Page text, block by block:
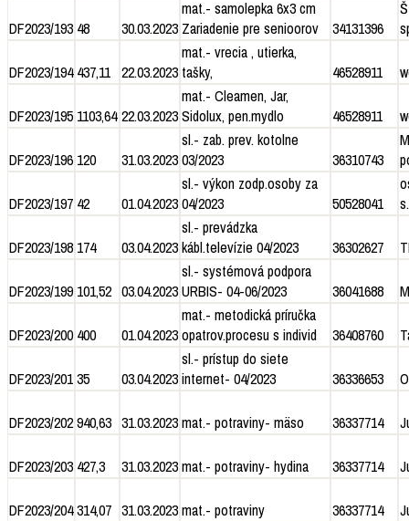
DF2023/193 48 30.03.2023
mat.- samolepka 6x3 cm
Zariadenie pre senioorov
34131396
DF2023/194 437,11 22.03.2023
mat.- vrecia , utierka,
tašky,
46528911
DF2023/195 1103,64 22.03.2023
mat.- Cleamen, Jar,
Sidolux, pen.mydlo
46528911
DF2023/196 120 31.03.2023
sl.- zab. prev. kotolne
03/2023
36310743
DF2023/197 42 01.04.2023
sl.- výkon zodp.osoby za
04/2023
50528041
DF2023/198 174 03.04.2023
sl.- prevádzka
kábl.televízie 04/2023
36302627
DF2023/199 101,52 03.04.2023
sl.- systémová podpora
URBIS- 04-06/2023
36041688
DF2023/200 400 01.04.2023
mat.- metodická príručka
opatrov.procesu s individ
36408760
DF2023/20135 03.04.2023
sl.- prístup do siete
internet- 04/2023
36336653
DF2023/202940,63 31.03.2023mat.- potraviny- mäso 36337714
DF2023/203 427,3 31.03.2023mat.- potraviny- hydina 36337714
DF2023/204314,07 31.03.2023mat.- potraviny 36337714